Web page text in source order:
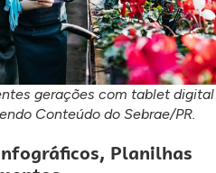
gerações com tablet digital
Conteúdo do Sebrae/PR.
Planilhas